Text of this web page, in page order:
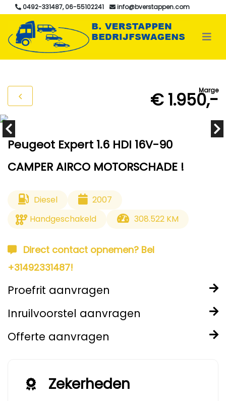
0492-331487, 06-55102241 info@bverstappen.com
Marge
€ 1.950,-
Peugeot Expert 1.6 HDI 16V-90
CAMPER AIRCO MOTORSCHADE !
Diesel
2007
Handgeschakeld
308.522 KM
Direct contact opnemen? Bel
+31492331487!
Proefrit aanvragen
Inruilvoorstel aanvragen
Offerte aanvragen
Zekerheden